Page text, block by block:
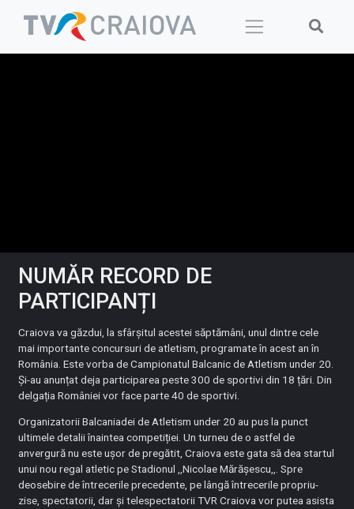
NUMĂR RECORD DE
PARTICIPANȚI
Craiova va găzdui, la sfârşitul acestei săptămâni, unul dintre cele
mai importante concursuri de atletism, programate în acest an în
România. Este vorba de Campionatul Balcanic de Atletism under 20.
Și-au anunțat deja participarea peste 300 de sportivi din 18 țări. Din
delgația României vor face parte 40 de sportivi.
Organizatorii Balcaniadei de Atletism under 20 au pus la punct
ultimele detalii înaintea competiției. Un turneu de o astfel de
anvergură nu este ușor de pregătit, Craiova este gata să dea startul
unui nou regal atletic pe Stadionul ,,Nicolae Mărășescu,,. Spre
deosebire de întrecerile precedente, pe lângă întrecerile propriu-
zise, spectatorii, dar și telespectatorii TVR Craiova vor putea asista